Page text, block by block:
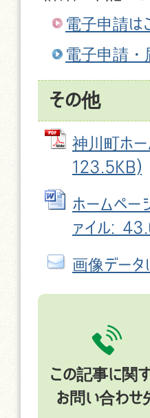
電子申請は
電子申請・
その他
神川町ホ
123.5KB)
ホームペ
ァイル:
画像データ
この記事に関
お問い合わせ